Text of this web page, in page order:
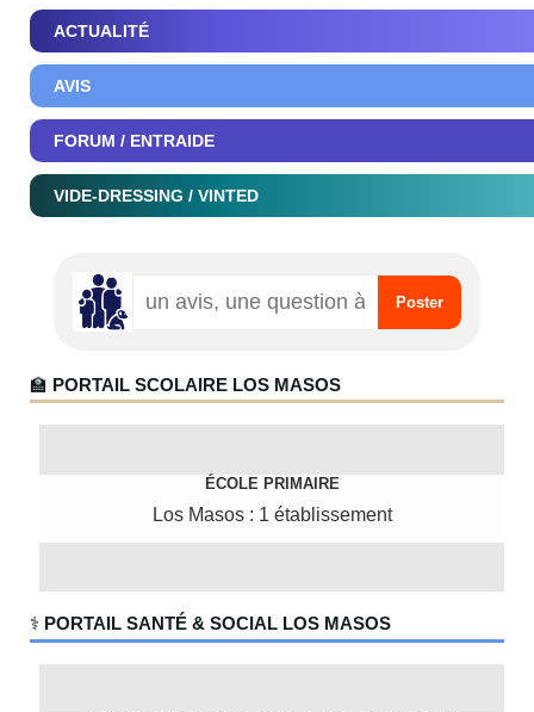
ACTUALITÉ
AVIS
FORUM / ENTRAIDE
VIDE-DRESSING / VINTED
🏫 PORTAIL SCOLAIRE LOS MASOS
ÉCOLE PRIMAIRE
Los Masos : 1 établissement
‍⚕️ PORTAIL SANTÉ & SOCIAL LOS MASOS